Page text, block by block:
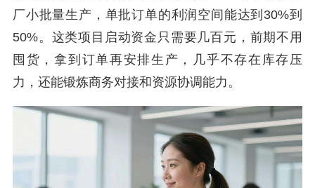
厂小批量生产，单批订单的利润空间能达到30%到
50%。这类项目启动资金只需要几百元，前期不用
囤货，拿到订单再安排生产，几乎不存在库存压
力，还能锻炼商务对接和资源协调能力。